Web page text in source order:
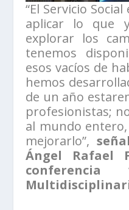
“El Servicio
aplicar lo que
explorar los
tenemos
esos vacíos de
hemos
de un año
profesionistas;
al mundo
mejorarlo”,
Ángel Rafael
conferencia